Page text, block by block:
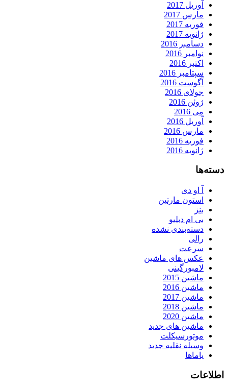
آوریل 2017
مارس 2017
فوریه 2017
ژانویه 2017
دسامبر 2016
نوامبر 2016
اکتبر 2016
سپتامبر 2016
آگوست 2016
جولای 2016
ژوئن 2016
می 2016
آوریل 2016
مارس 2016
فوریه 2016
ژانویه 2016
دسته‌ها
آ او دی
استون مارتین
بنز
بی ام دبلیو
دسته‌بندی نشده
رالی
سرعت
عکس های ماشین
لامبورگینی
ماشین 2015
ماشین 2016
ماشین 2017
ماشین 2018
ماشین 2020
ماشین های جدید
موتورسیکلت
وسیله نقلیه جدید
یاماها
اطلاعات